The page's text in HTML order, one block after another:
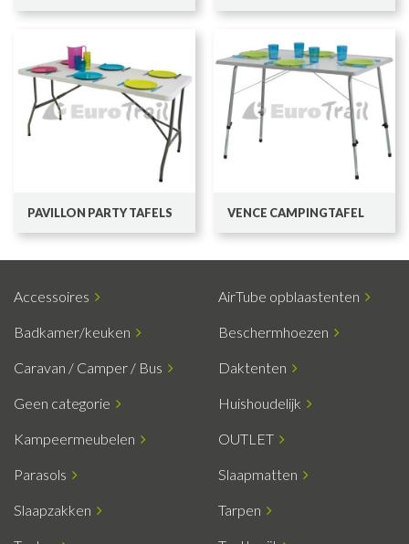
PAVILLON PARTY TAFELS VENCE CAMPINGTAFEL
Accessoires AirTube opblaastenten
Badkamer/keuken Beschermhoezen
Caravan / Camper / Bus Daktenten
Geen categorie Huishoudelijk
Kampeermeubelen OUTLET
Parasols Slaapmatten
Slaapzakken Tarpen